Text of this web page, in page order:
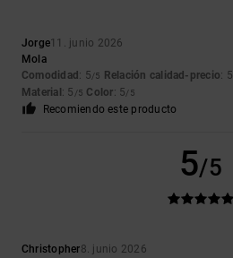
Jorge11. junio 2026
Mola
Comodidad : 5/5 Relación calidad-precio: 5
Material : 5 /5 Color: 5/5
Recomiendo este producto
5/5
Christopher8. junio 2026